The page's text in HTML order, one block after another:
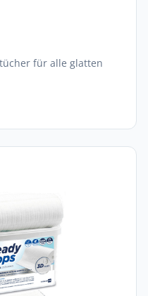
für alle glatten